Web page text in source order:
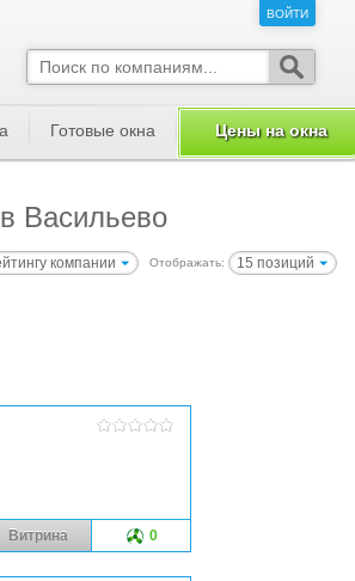
Васильево
компании Отображать: 15 позиций
Витрина 0
ВОЙТИ
Готовые окна Цены на окна
ВОЙТИ